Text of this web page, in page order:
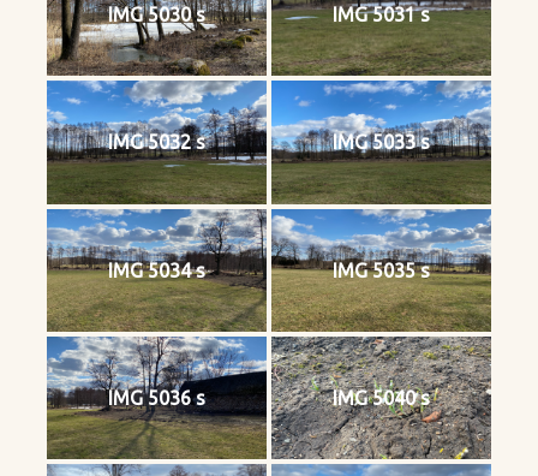
IMG 5030 s IMG 5031 s
IMG 5032 s IMG 5033 s
IMG 5034 s IMG 5035 s
IMG 5036 s IMG 5040 s